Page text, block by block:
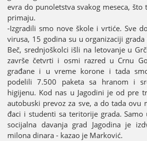
evra do punoletstva svakog meseca, što
primaјu.
-Izgradili smo nove škole i vrtiće. Sve
virusa, 15 godina su u organizaciјi
Beč, srednjoškolci išli na letovanje u
završe četvrti i osmi razred u Crnu
građane i u vreme korone i tada smo
podelili 7.500 paketa sa hranom i
higiјenu. Kod nas u Јagodini јe od pre
autobuski prevoz za sve, a do tada ovu
đaci i studenti sa teritoriјe grada. Samo
sociјalna davanja grad Јagodina јe
milona dinara - kazao јe Marković.